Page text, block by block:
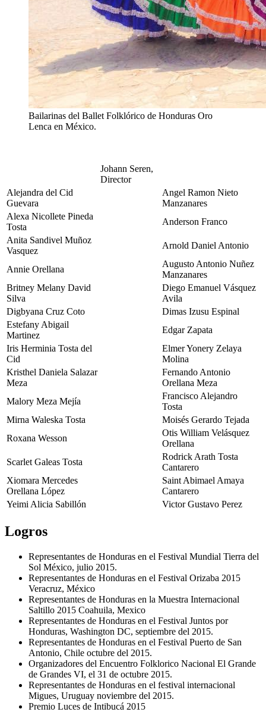
Bailarinas del Ballet Folklórico de Honduras Oro
Lenca en México.
Johann Seren,
Director
Alejandra del Cid
Guevara
Angel Ramon Nieto
Manzanares
Alexa Nicollete Pineda
Tosta
Anderson Franco
Anita Sandivel Muñoz
Vasquez
Arnold Daniel Antonio
Annie Orellana
Augusto Antonio Nuñez
Manzanares
Britney Melany David
Silva
Diego Emanuel Vásquez
Avila
Digbyana Cruz Coto
Dimas Izusu Espinal
Estefany Abigail
Martinez
Edgar Zapata
Iris Herminia Tosta del
Cid
Elmer Yonery Zelaya
Molina
Kristhel Daniela Salazar
Meza
Fernando Antonio
Orellana Meza
Malory Meza Mejía
Francisco Alejandro
Tosta
Mirna Waleska Tosta
Moisés Gerardo Tejada
Roxana Wesson
Otis William Velásquez
Orellana
Scarlet Galeas Tosta
Rodrick Arath Tosta
Cantarero
Xiomara Mercedes
Orellana López
Saint Abimael Amaya
Cantarero
Yeimi Alicia Sabillón
Victor Gustavo Perez
Logros
Representantes de Honduras en el Festival Mundial Tierra del
Sol México, julio 2015.
Representantes de Honduras en el Festival Orizaba 2015
Veracruz, México
Representantes de Honduras en la Muestra Internacional
Saltillo 2015 Coahuila, Mexico
Representantes de Honduras en el Festival Juntos por
Honduras, Washington DC, septiembre del 2015.
Representantes de Honduras en el Festival Puerto de San
Antonio, Chile octubre del 2015.
Organizadores del Encuentro Folklorico Nacional El Grande
de Grandes VI, el 31 de octubre 2015.
Representantes de Honduras en el festival internacional
Migues, Uruguay noviembre del 2015.
Premio Luces de Intibucá 2015